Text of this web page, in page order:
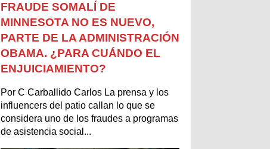
FRAUDE SOMALÍ DE
MINNESOTA NO ES NUEVO,
PARTE DE LA ADMINISTRACIÓN
OBAMA. ¿PARA CUÁNDO EL
ENJUICIAMIENTO?
Por C Carballido Carlos La prensa y los
influencers del patio callan lo que se
considera uno de los fraudes a programas
de asistencia social...